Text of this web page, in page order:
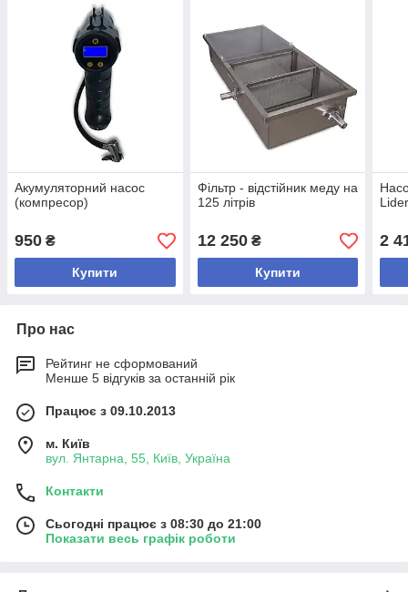
Акумуляторний насос
(компресор)
950 ₴
Купити
Фільтр - відстійник меду на
125 літрів
12 250₴
Купити
2
Про нас
Рейтинг не сформований
Менше 5 відгуків за останній рік
Працює з 09.10.2013
м. Київ
вул. Янтарна, 55, Київ, Україна
Контакти
Сьогодні працює з 08:30 до 21:00
Показати весь графік роботи